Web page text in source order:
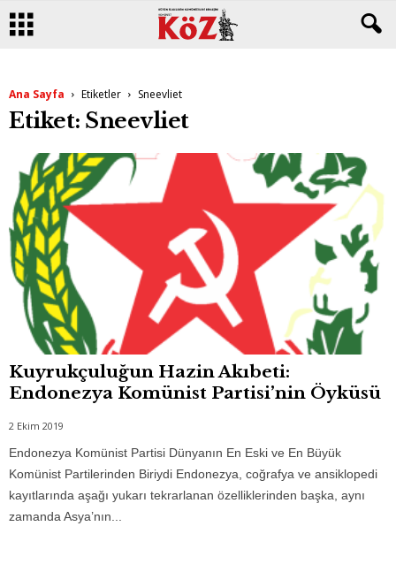
Ana Sayfa Etiketler Sneevliet
Etiket: Sneevliet
Kuyrukçuluğun Hazin Akıbeti:
Endonezya Komünist Partisi’nin Öyküsü
2 Ekim 2019
Endonezya Komünist Partisi Dünyanın En Eski ve En Büyük
Komünist Partilerinden Biriydi Endonezya, coğrafya ve ansiklopedi
kayıtlarında aşağı yukarı tekrarlanan özelliklerinden başka, aynı
zamanda Asya’nın...